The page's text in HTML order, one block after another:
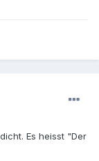
Es heisst "Der